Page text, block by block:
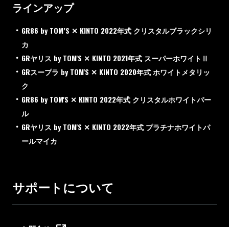
ラインアップ
GR86 by TOM’S ✕ KINTO 2022年式 クリスタルブラックシリ
カ
GRヤリス by TOM'S ✕ KINTO 2021年式 スーパーホワイトⅡ
GRスープラ by TOM'S ✕ KINTO 2020年式 ホワイトメタリッ
ク
GR86 by TOM'S ✕ KINTO 2022年式 クリスタルホワイトパー
ル
GRヤリス by TOM'S ✕ KINTO 2022年式 プラチナホワイトパ
ールマイカ
サポートについて